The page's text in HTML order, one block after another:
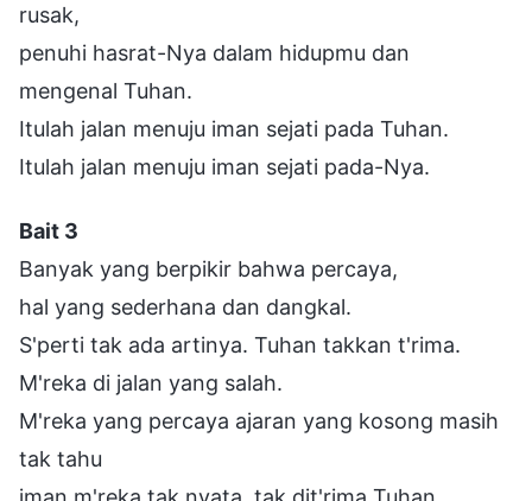
rusak,
penuhi hasrat-Nya dalam hidupmu dan
mengenal Tuhan.
Itulah jalan menuju iman sejati pada Tuhan.
Itulah jalan menuju iman sejati pada-Nya.
Bait 3
Banyak yang berpikir bahwa percaya,
hal yang sederhana dan dangkal.
S'perti tak ada artinya. Tuhan takkan t'rima.
M'reka di jalan yang salah.
M'reka yang percaya ajaran yang kosong masih
tak tahu